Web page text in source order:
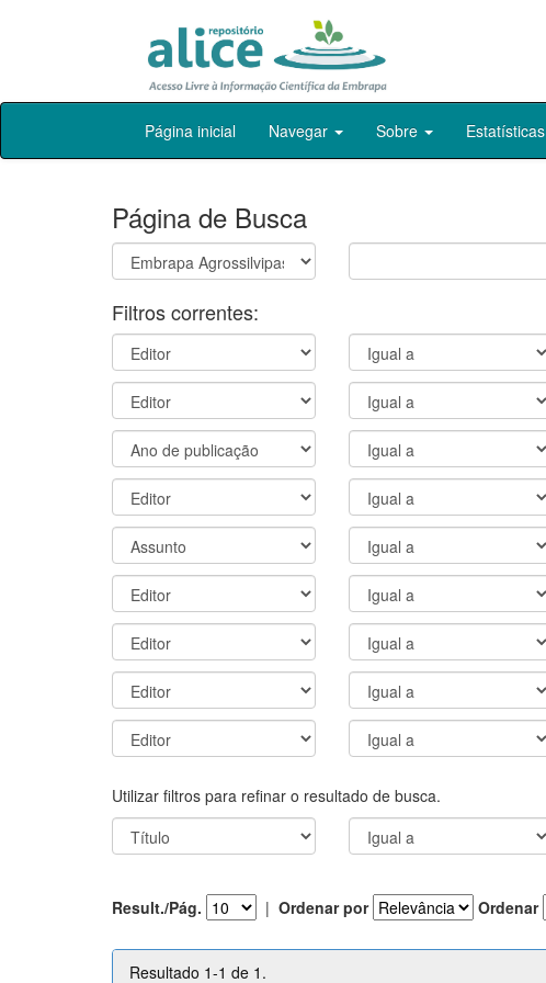
Skip
Página inicial Navegar Sobre Estatísticas
Página de Busca
Filtros correntes:
Utilizar filtros para refinar o resultado de busca.
Result./Pág. | Ordenar por Ordenar
Resultado 1-1 de 1.